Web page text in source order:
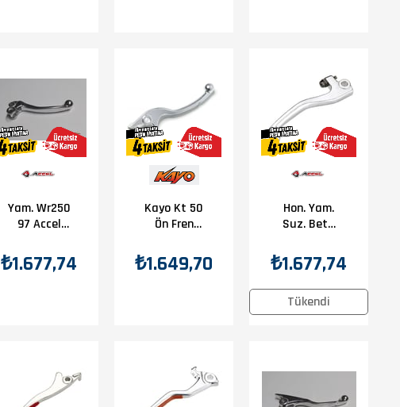
Yam. Wr250
97 Accel
₺1.677,74
Kayo Kt 50
Ön Fren
₺1.649,70
Tükendi
Hon. Yam.
Suz. Beta
Accel Fren
Maneti
₺1.677,74